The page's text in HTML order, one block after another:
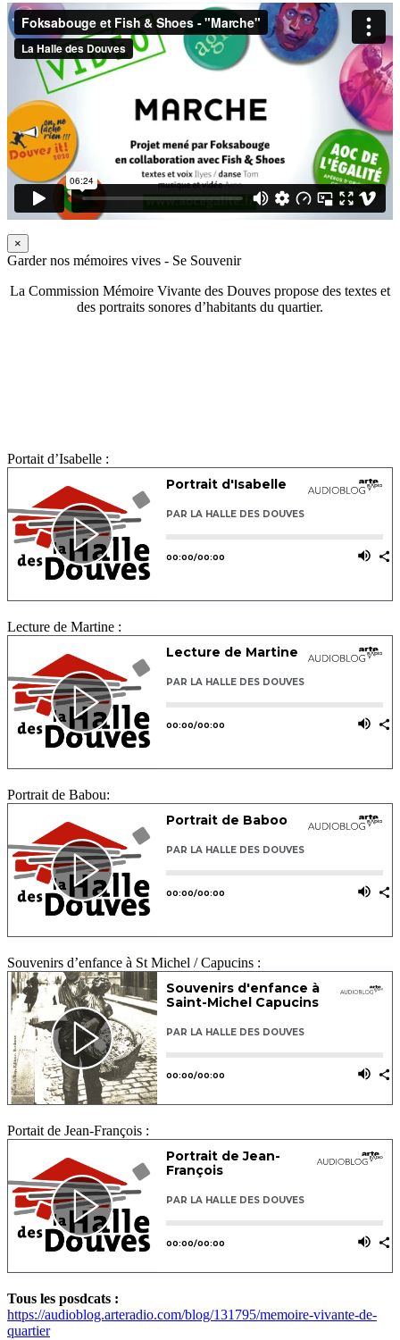
×
Garder nos mémoires vives - Se Souvenir
La Commission Mémoire Vivante des Douves propose des textes et
des portraits sonores d’habitants du quartier.
Portait d’Isabelle :
Lecture de Martine :
Portrait de Babou:
Souvenirs d’enfance à St Michel / Capucins :
Portait de Jean-François :
Tous les posdcats :
https://audioblog.arteradio.com/blog/131795/memoire-vivante-de-
quartier